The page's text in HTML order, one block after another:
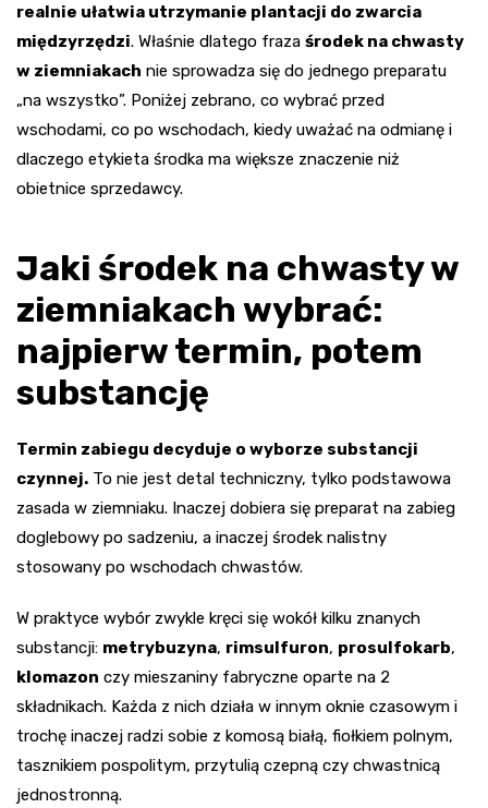
realnie ułatwia utrzymanie plantacji do zwarcia
międzyrzędzi. Właśnie dlatego fraza środek na chwasty
w ziemniakach nie sprowadza się do jednego preparatu
„na wszystko”. Poniżej zebrano, co wybrać przed
wschodami, co po wschodach, kiedy uważać na odmianę i
dlaczego etykieta środka ma większe znaczenie niż
obietnice sprzedawcy.
Jaki środek na chwasty w
ziemniakach wybrać:
najpierw termin, potem
substancję
Termin zabiegu decyduje o wyborze substancji
czynnej. To nie jest detal techniczny, tylko podstawowa
zasada w ziemniaku. Inaczej dobiera się preparat na zabieg
doglebowy po sadzeniu, a inaczej środek nalistny
stosowany po wschodach chwastów.
W praktyce wybór zwykle kręci się wokół kilku znanych
substancji: metrybuzyna, rimsulfuron, prosulfokarb,
klomazon czy mieszaniny fabryczne oparte na 2
składnikach. Każda z nich działa w innym oknie czasowym i
trochę inaczej radzi sobie z komosą białą, fiołkiem polnym,
tasznikiem pospolitym, przytulią czepną czy chwastnicą
jednostronną.